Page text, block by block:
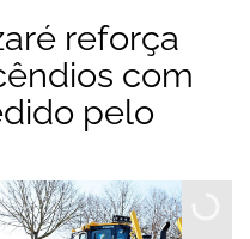
reforça
com
pelo